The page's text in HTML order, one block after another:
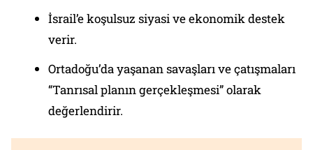
İsrail’e koşulsuz siyasi ve ekonomik destek
verir.
Ortadoğu’da yaşanan savaşları ve çatışmaları
“Tanrısal planın gerçekleşmesi” olarak
değerlendirir.